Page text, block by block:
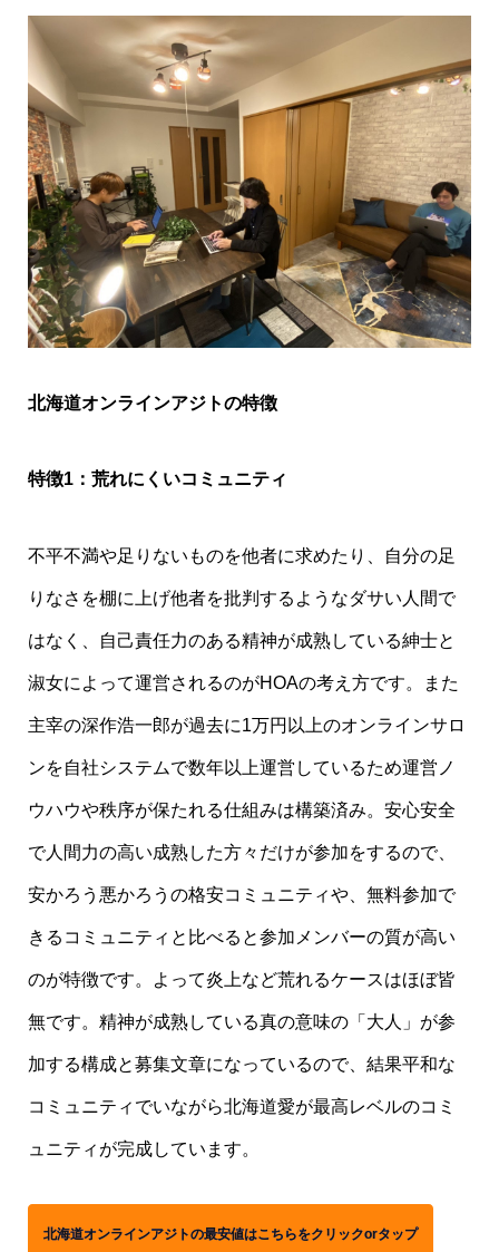
北海道オンラインアジトの特徴
特徴1：荒れにくいコミュニティ
不平不満や足りないものを他者に求めたり、自分の足
りなさを棚に上げ他者を批判するようなダサい人間で
はなく、自己責任力のある精神が成熟している紳士と
淑女によって運営されるのがHOAの考え方です。また
主宰の深作浩一郎が過去に1万円以上のオンラインサロ
ンを自社システムで数年以上運営しているため運営ノ
ウハウや秩序が保たれる仕組みは構築済み。安心安全
で人間力の高い成熟した方々だけが参加をするので、
安かろう悪かろうの格安コミュニティや、無料参加で
きるコミュニティと比べると参加メンバーの質が高い
のが特徴です。よって炎上など荒れるケースはほぼ皆
無です。精神が成熟している真の意味の「大人」が参
加する構成と募集文章になっているので、結果平和な
コミュニティでいながら北海道愛が最高レベルのコミ
ュニティが完成しています。
北海道オンラインアジトの最安値はこちらをクリックorタップ